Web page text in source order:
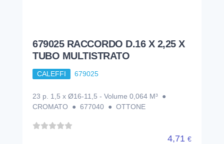
679025 RACCORDO D.16 X 2,25 X
TUBO MULTISTRATO
CALEFFI 679025
23 p. 1,5 x Ø16-11,5 - Volume 0,064 M³ ●
CROMATO ● 677040 ● OTTONE
4,71 €